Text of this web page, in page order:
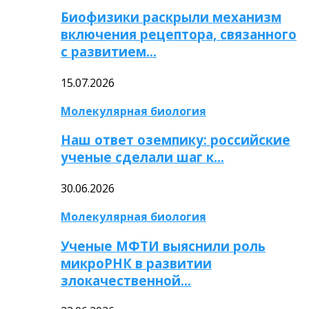
Биофизики раскрыли механизм
включения рецептора, связанного
с развитием…
15.07.2026
Молекулярная биология
Наш ответ оземпику: российские
ученые сделали шаг к…
30.06.2026
Молекулярная биология
Ученые МФТИ выяснили роль
микроРНК в развитии
злокачественной…